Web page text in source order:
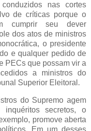
nas cortes
de críticas porque o
cumprir seu dever
dos atos de ministros
o presidente
e qualquer pedido de
PECs que possam vir a
a ministros do
Superior Eleitoral.
do Supremo agem
secretos, o
promove aberta
Em um desses